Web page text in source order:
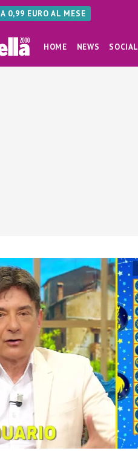
0,99 EURO AL MESE
HOME NEWS SOCIAL